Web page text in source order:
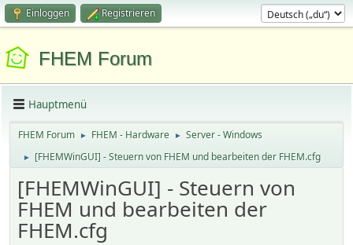
Einloggen Registrieren
FHEM Forum
Hauptmenü
FHEM Forum ► FHEM - Hardware ► Server - Windows
► [FHEMWinGUI] - Steuern von FHEM und bearbeiten der FHEM.cfg
[FHEMWinGUI] - Steuern von
FHEM und bearbeiten der
FHEM.cfg